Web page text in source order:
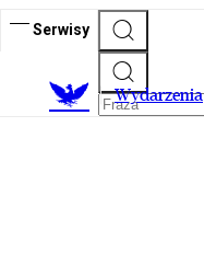
Serwisy
Wydarzenia